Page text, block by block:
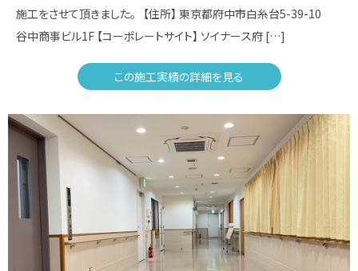
施工をさせて頂きました。 【住所】 東京都府中市白糸台5-39-10
谷中商事ビル1F 【コーポレートサイト】 ソイナース府 […]
この施工実績の詳細を見る